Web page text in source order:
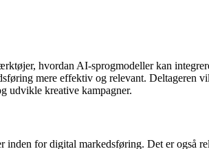
hvordan AI-sprogmodeller kan
mere effektiv og relevant. Deltageren
udvikle kreative kampagner.
for digital markedsføring. Det er også